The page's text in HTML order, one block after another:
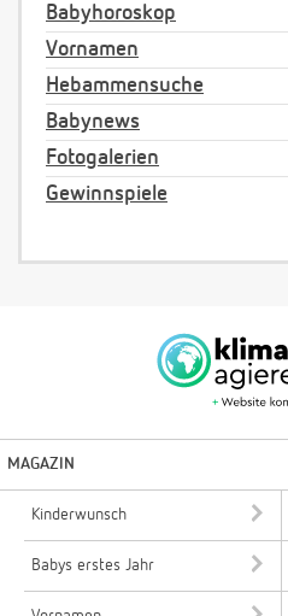
Babyhoroskop
Vornamen
Hebammensuche
Babynews
Fotogalerien
Gewinnspiele
MAGAZIN
Kinderwunsch
Babys erstes Jahr